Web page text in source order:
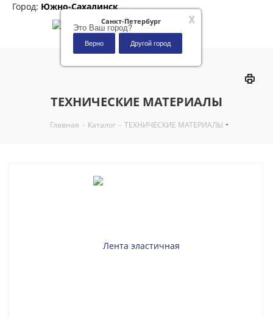
x
Санкт-Петербург
Это Ваш город?
Верно Другой город
Город: Южно-Сахалинск
ТЕХНИЧЕСКИЕ МАТЕРИАЛЫ
Главная - Каталог - ТЕХНИЧЕСКИЕ МАТЕРИАЛЫ